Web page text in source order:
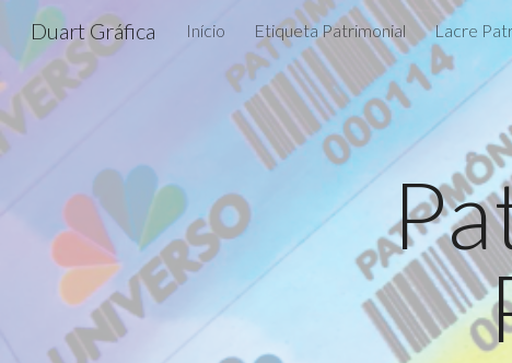
Skip
Duart Gráfica Início Etiqueta Patrimonial Lacre